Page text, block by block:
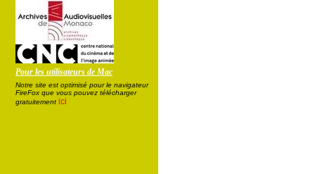
Pour les utilisateurs de Mac
Notre site est optimisé pour le navigateur
FireFox que vous pouvez télécharger
gratuitement ici